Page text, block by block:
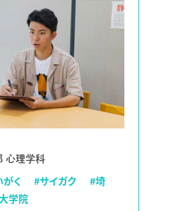
心理学科
く #サイガク
#埼
学院